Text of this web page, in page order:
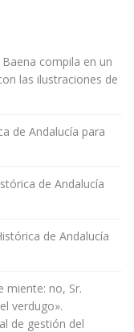
compila en un
las ilustraciones de
de Andalucía para
de Andalucía
de Andalucía
miente: no, Sr.
verdugo».
de gestión del